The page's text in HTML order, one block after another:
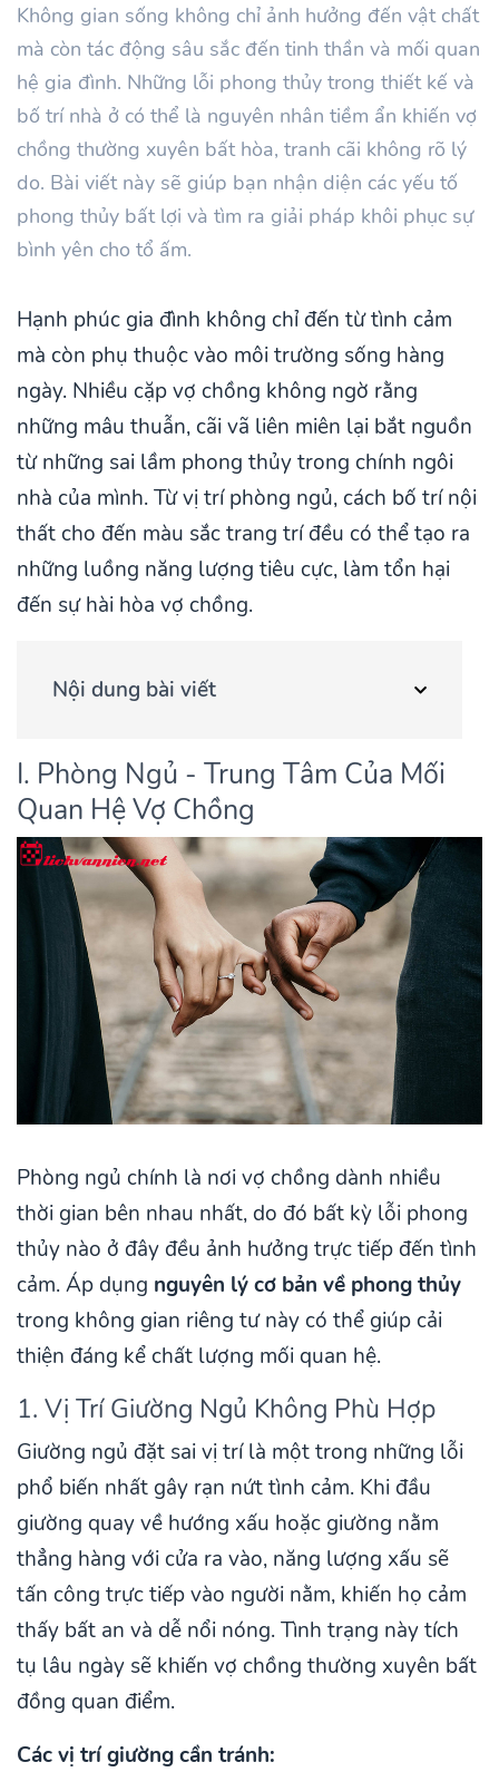
Không gian sống không chỉ ảnh hưởng đến vật chất
mà còn tác động sâu sắc đến tinh thần và mối quan
hệ gia đình. Những lỗi phong thủy trong thiết kế và
bố trí nhà ở có thể là nguyên nhân tiềm ẩn khiến vợ
chồng thường xuyên bất hòa, tranh cãi không rõ lý
do. Bài viết này sẽ giúp bạn nhận diện các yếu tố
phong thủy bất lợi và tìm ra giải pháp khôi phục sự
bình yên cho tổ ấm.
Hạnh phúc gia đình không chỉ đến từ tình cảm
mà còn phụ thuộc vào môi trường sống hàng
ngày. Nhiều cặp vợ chồng không ngờ rằng
những mâu thuẫn, cãi vã liên miên lại bắt nguồn
từ những sai lầm phong thủy trong chính ngôi
nhà của mình. Từ vị trí phòng ngủ, cách bố trí nội
thất cho đến màu sắc trang trí đều có thể tạo ra
những luồng năng lượng tiêu cực, làm tổn hại
đến sự hài hòa vợ chồng.
Nội dung bài viết
I. Phòng Ngủ - Trung Tâm Của Mối
Quan Hệ Vợ Chồng
Phòng ngủ chính là nơi vợ chồng dành nhiều
thời gian bên nhau nhất, do đó bất kỳ lỗi phong
thủy nào ở đây đều ảnh hưởng trực tiếp đến tình
cảm. Áp dụng nguyên lý cơ bản về phong thủy
trong không gian riêng tư này có thể giúp cải
thiện đáng kể chất lượng mối quan hệ.
1. Vị Trí Giường Ngủ Không Phù Hợp
Giường ngủ đặt sai vị trí là một trong những lỗi
phổ biến nhất gây rạn nứt tình cảm. Khi đầu
giường quay về hướng xấu hoặc giường nằm
thẳng hàng với cửa ra vào, năng lượng xấu sẽ
tấn công trực tiếp vào người nằm, khiến họ cảm
thấy bất an và dễ nổi nóng. Tình trạng này tích
tụ lâu ngày sẽ khiến vợ chồng thường xuyên bất
đồng quan điểm.
Các vị trí giường cần tránh: